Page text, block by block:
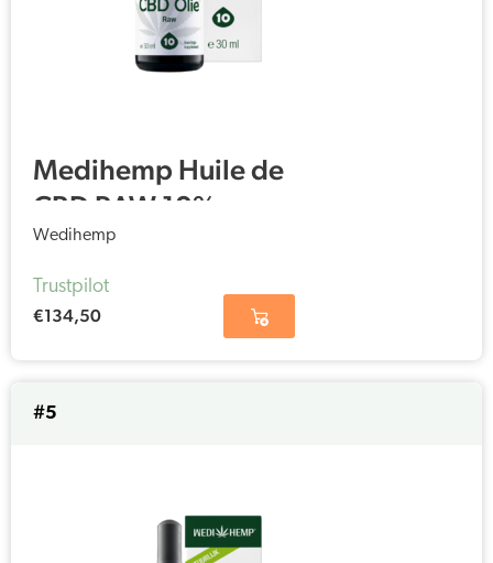
Medihemp Huile de
CBD RAW 10%
(30ml)
Wedihemp
Trustpilot
€134,50
#5